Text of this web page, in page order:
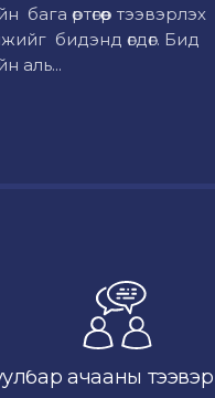
бага өртөгөөр тээвэрлэх
бидэнд өгдөг. Бид
аль...
ачааны тээвэр